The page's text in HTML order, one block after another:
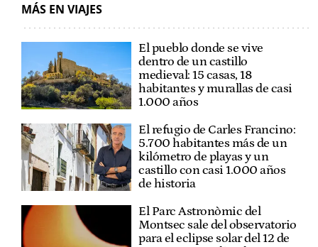
MÁS EN VIAJES
El pueblo donde se vive
dentro de un castillo
medieval: 15 casas, 18
habitantes y murallas de casi
1.000 años
El refugio de Carles Francino:
5.700 habitantes más de un
kilómetro de playas y un
castillo con casi 1.000 años
de historia
El Parc Astronòmic del
Montsec sale del observatorio
para el eclipse solar del 12 de